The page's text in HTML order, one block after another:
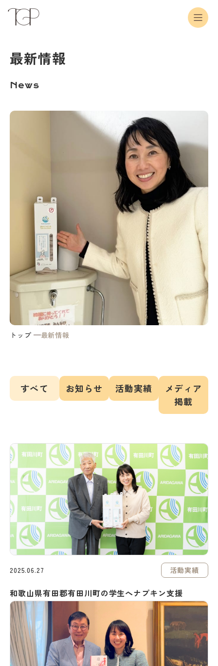
最新情報
News
トップ 最新情報
すべて お知らせ 活動実績
メディア
掲載
2025.06.27 活動実績
和歌山県有田郡有田川町の学生へナプキン支援